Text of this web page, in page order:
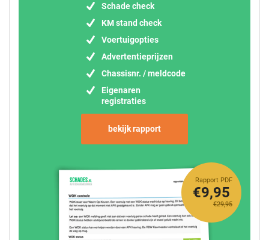
Schade check
KM stand check
Voertuigopties
Advertentieprijzen
Chassisnr. / meldcode
Eigenaren
registraties
bekijk rapport
Rapport PDF
€29,95
€9,95